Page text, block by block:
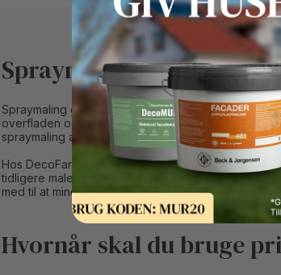
Spraymaling grunder /
Spraymaling grunder, også kaldet primer, bruges
overfladen og kan give et mere jævnt, dækkende
spraymaling alene kan have svært ved at binde
Hos DecoFarver finder du spraymaling grunder til
tidligere malede overflader, afhængigt af
med til at mindske risikoen for afskalning, ujævn
Hvornår skal du bruge